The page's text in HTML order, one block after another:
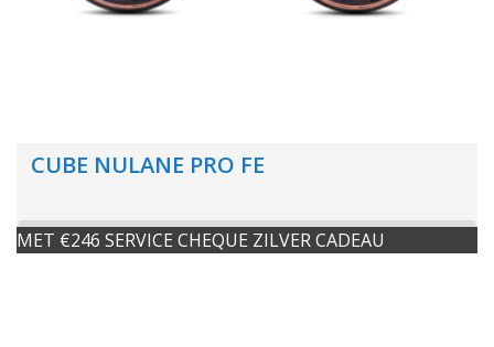
CUBE NULANE PRO FE
MET €246 SERVICE CHEQUE ZILVER CADEAU